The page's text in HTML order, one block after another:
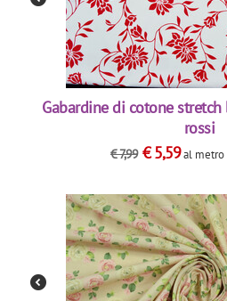
Gabardine di cotone
rossi
€7,99 €5,59al metro